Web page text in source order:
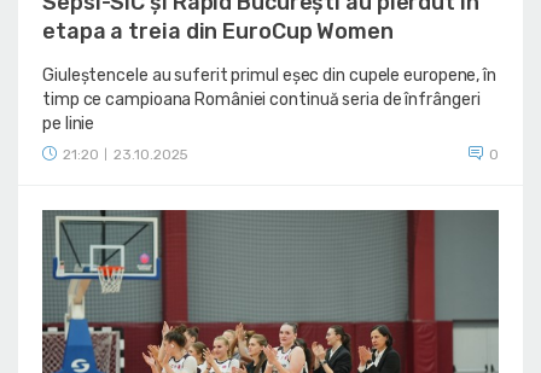
etapa a treia din EuroCup Women
Giuleștencele au suferit primul eșec din cupele europene, în
timp ce campioana României continuă seria de înfrângeri
pe linie
21:20 23.10.2025 0